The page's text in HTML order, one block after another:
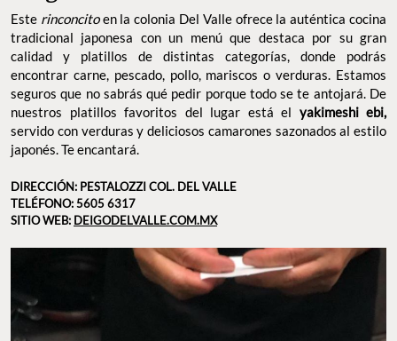
Este rinconcitoen la colonia Del Valle ofrece la auténtica cocina
tradicional japonesa con un menú que destaca por su gran
calidad y platillos de distintas categorías, donde podrás
encontrar carne, pescado, pollo, mariscos o verduras. Estamos
seguros que no sabrás qué pedir porque todo se te antojará. De
nuestros platillos favoritos del lugar está el yakimeshi ebi,
servido con verduras y deliciosos camarones sazonados al estilo
japonés. Te encantará.
DIRECCIÓN: PESTALOZZI COL. DEL VALLE
TELÉFONO: 5605 6317
SITIO WEB: DEIGODELVALLE.COM.MX